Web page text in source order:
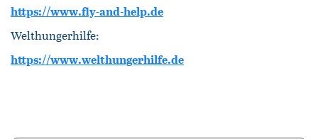
https://www.fly-and-help.de
Welthungerhilfe:
https://www.welthungerhilfe.de